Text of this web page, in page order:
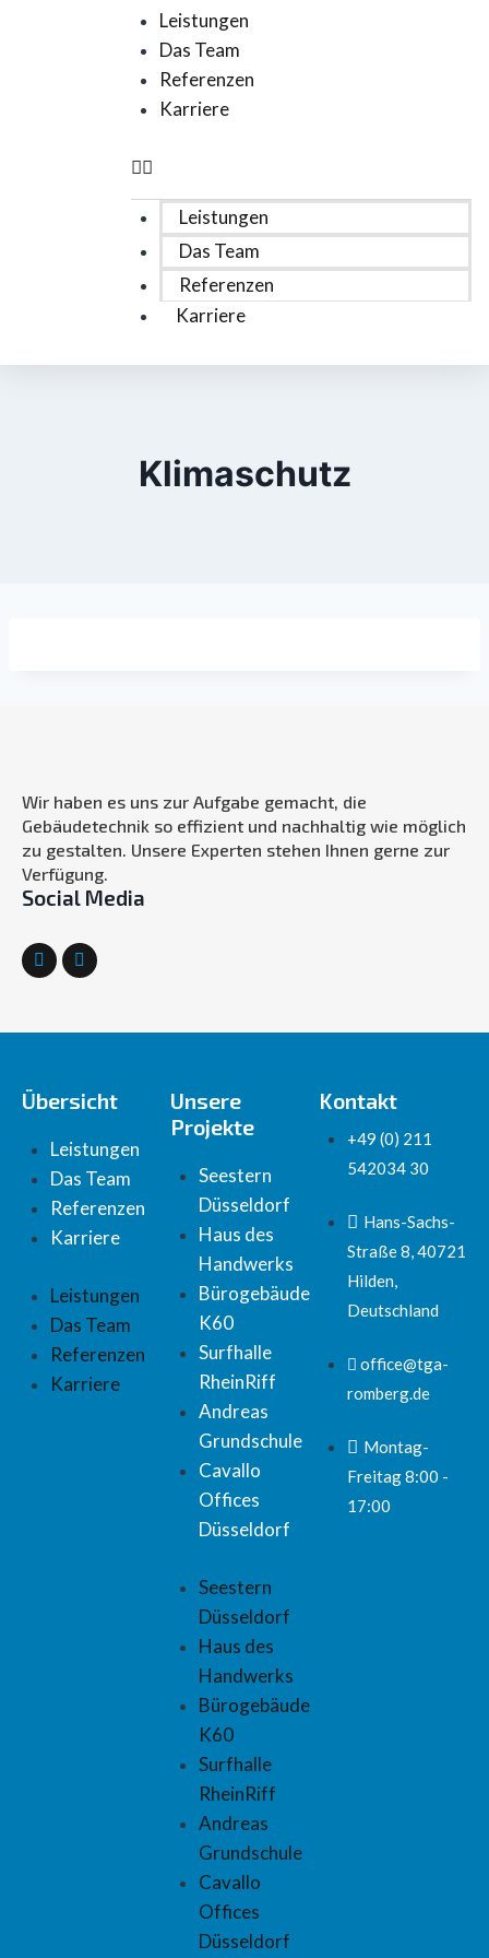
Leistungen
Das Team
Referenzen
Karriere
Leistungen
Das Team
Referenzen
Karriere
Klimaschutz
Wir haben es uns zur Aufgabe gemacht, die
Gebäudetechnik so effizient und nachhaltig wie möglich
zu gestalten. Unsere Experten stehen Ihnen gerne zur
Verfügung.
Social Media
Übersicht
Leistungen
Das Team
Referenzen
Karriere
Leistungen
Das Team
Referenzen
Karriere
Unsere
Projekte
Seestern
Düsseldorf
Haus des
Handwerks​
Bürogebäude
K60​
Surfhalle
RheinRiff​
Andreas
Grundschule​
Cavallo
Offices
Düsseldorf
Seestern
Düsseldorf
Haus des
Handwerks​
Bürogebäude
K60​
Surfhalle
RheinRiff​
Andreas
Grundschule​
Cavallo
Offices
Düsseldorf
Kontakt
+49 (0) 211
542034 30
Hans-Sachs-
Straße 8, 40721
Hilden,
Deutschland
office@tga-
romberg.de
Montag-
Freitag 8:00 -
17:00